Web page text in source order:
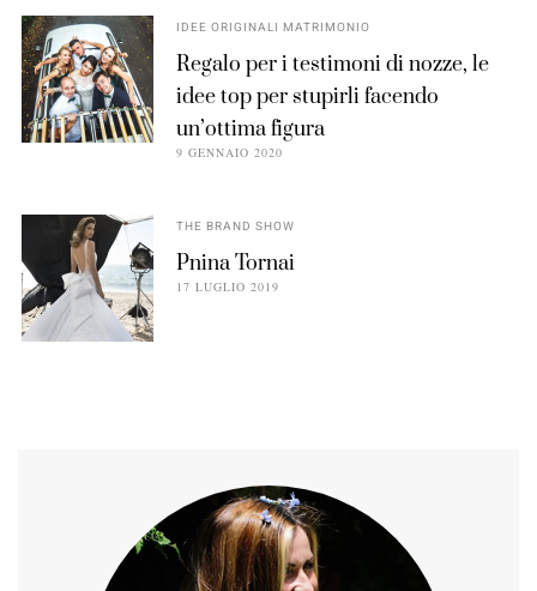
IDEE ORIGINALI MATRIMONIO
Regalo per i testimoni di nozze, le
idee top per stupirli facendo
un’ottima figura
9 GENNAIO 2020
THE BRAND SHOW
Pnina Tornai
17 LUGLIO 2019